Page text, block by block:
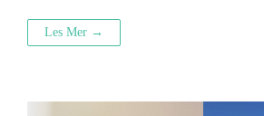
Les Mer